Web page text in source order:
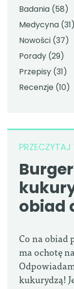
Badania (58)
Medycyna (31)
Nowości (37)
Porady (29)
Przepisy (31)
Recenzje (10)
obiad
Co na obiad
ma ochotę
kukurydzą!